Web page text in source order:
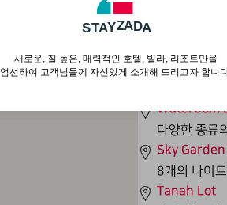
STAYZADA
새로운, 질 높은, 매력적인 호텔, 빌라, 리조트만을
엄선하여 고객님들께 자신있게 소개해 드리고자 합니
Hard Rock
해변에 위
Waterbom
다양한 종류
Sky
8개의 나이
Tanah Lot